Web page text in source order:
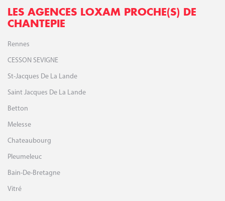
LES AGENCES LOXAM PROCHE(S) DE
CHANTEPIE
Rennes
CESSON SEVIGNE
St-Jacques De La Lande
Saint Jacques De La Lande
Betton
Melesse
Chateaubourg
Pleumeleuc
Bain-De-Bretagne
Vitré